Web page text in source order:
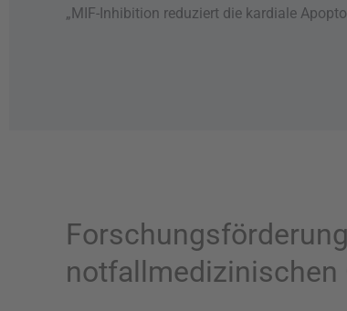
„MIF-Inhibition reduziert die kardiale